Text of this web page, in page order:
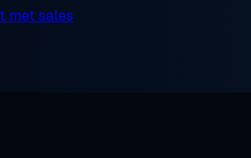
met sales